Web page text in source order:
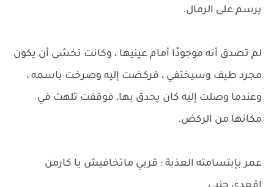
يرسم على الرمال.
لم تصدق أنه موجودًا أمام عينيها ، وكانت تخشى أن يكون
مجرد طيف وسيختفي ، فركضت إليه وصرخت باسمه ،
وعندما وصلت إليه كان يحدق بها، فوقفت تلهث في
مكانها من الركض.
عمر بإبتسامته العذبة : قربي ماتخافيش يا كارمن